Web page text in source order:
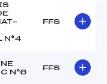
N°4
FFS
N°6
FFS